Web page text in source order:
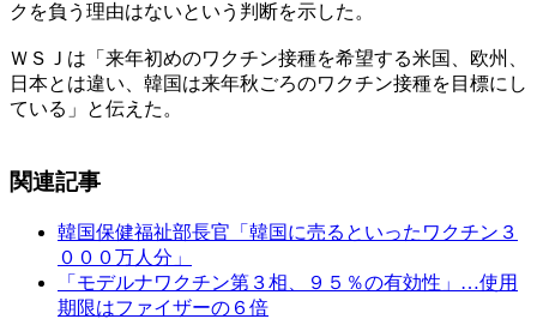
クを負う理由はないという判断を示した。
ＷＳＪは「来年初めのワクチン接種を希望する米国、欧州、
日本とは違い、韓国は来年秋ごろのワクチン接種を目標にし
ている」と伝えた。
関連記事
韓国保健福祉部長官「韓国に売るといったワクチン３
０００万人分」
「モデルナワクチン第３相、９５％の有効性」…使用
期限はファイザーの６倍